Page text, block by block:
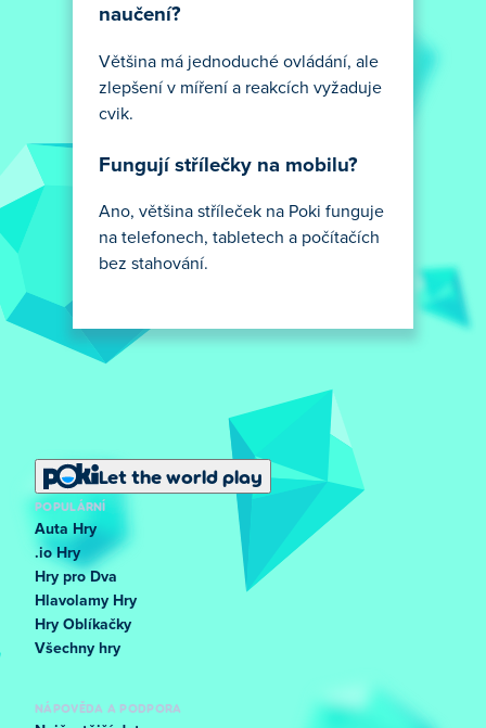
naučení?
Většina má jednoduché ovládání, ale
zlepšení v míření a reakcích vyžaduje
cvik.
Fungují střílečky na mobilu?
Ano, většina stříleček na Poki funguje
na telefonech, tabletech a počítačích
bez stahování.
Let the world play
POPULÁRNÍ
Auta Hry
.io Hry
Hry pro Dva
Hlavolamy Hry
Hry Oblíkačky
Všechny hry
NÁPOVĚDA A PODPORA